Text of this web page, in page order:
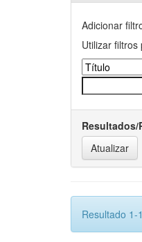
Adicionar
Utilizar
Resultados/
Resultado 1-